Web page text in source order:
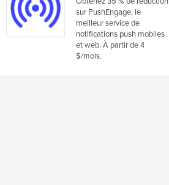
sur PushEngage, le
meilleur service de
notifications push mobiles
et web. À partir de 4
$/mois.